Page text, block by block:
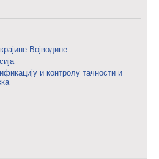
Војводине
и контролу тачности и